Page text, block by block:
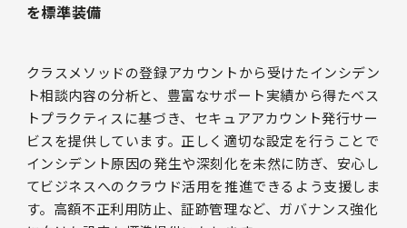
を標準装備
クラスメソッドの登録アカウントから受けたインシデン
ト相談内容の分析と、豊富なサポート実績から得たベス
トプラクティスに基づき、セキュアアカウント発行サー
ビスを提供しています。正しく適切な設定を行うことで
インシデント原因の発生や深刻化を未然に防ぎ、安心し
てビジネスへのクラウド活用を推進できるよう支援しま
す。高額不正利用防止、証跡管理など、ガバナンス強化